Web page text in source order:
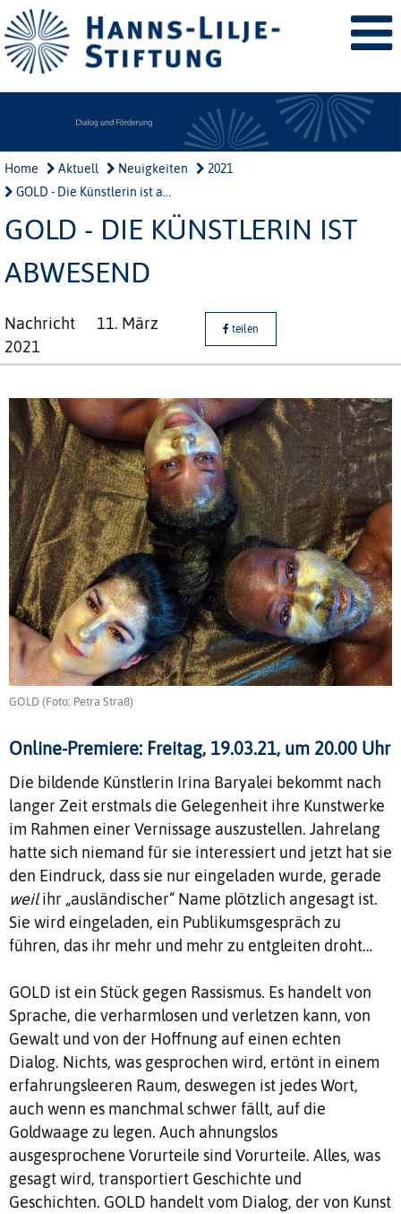
Home Aktuell Neuigkeiten
2021
GOLD - Die Künstlerin ist a...
GOLD - DIE KÜNSTLERIN IST
ABWESEND
Nachricht
11. März
2021
teilen
GOLD (Foto: Petra Straß)
Online-Premiere: Freitag, 19.03.21, um 20.00 Uhr
Die bildende Künstlerin Irina Baryalei bekommt nach
langer Zeit erstmals die Gelegenheit ihre Kunstwerke
im Rahmen einer Vernissage auszustellen. Jahrelang
hatte sich niemand für sie interessiert und jetzt hat sie
den Eindruck, dass sie nur eingeladen wurde, gerade
weilihr „ausländischer“ Name plötzlich angesagt ist.
Sie wird eingeladen, ein Publikumsgespräch zu
führen, das ihr mehr und mehr zu entgleiten droht…
GOLD ist ein Stück gegen Rassismus. Es handelt von
Sprache, die verharmlosen und verletzen kann, von
Gewalt und von der Hoffnung auf einen echten
Dialog. Nichts, was gesprochen wird, ertönt in einem
erfahrungsleeren Raum, deswegen ist jedes Wort,
auch wenn es manchmal schwer fällt, auf die
Goldwaage zu legen. Auch ahnungslos
ausgesprochene Vorurteile sind Vorurteile. Alles, was
gesagt wird, transportiert Geschichte und
Geschichten. GOLD handelt vom Dialog, der von Kunst